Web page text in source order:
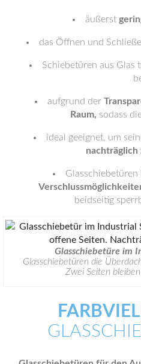
äußerst
das Öffnen und
Schiebetüren aus Glas
aufgrund der
Raum, sodass
ideal geeignet, um
nachträglich
Glasschiebetüren
beidseitig
Glasschiebetüre im
Glasschiebetüren die
Zwei Seiten